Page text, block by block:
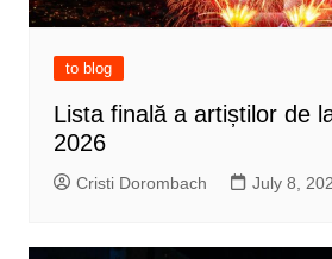
to blog
Lista finală a artiștilor de
2026
Cristi Dorombach July 8,